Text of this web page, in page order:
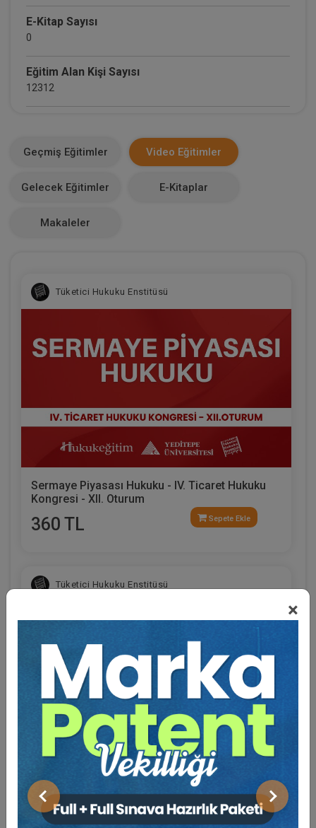
×
Önceki Sonraki
E-Kitap Sayısı
0
Eğitim Alan Kişi Sayısı
12312
0
Geçmiş Eğitimler Video Eğitimler
Gelecek Eğitimler E-Kitaplar
Makaleler
Tüketici Hukuku Enstitüsü
Sermaye Piyasası Hukuku - IV. Ticaret Hukuku
Kongresi - XII. Oturum
360 TL Sepete Ekle
Tüketici Hukuku Enstitüsü
Limited Şirketler - IV. Ticaret Hukuku Kongresi -
X. Oturum
360 TL Sepete Ekle
Eğitmen Hakkında
Sosyal Medya